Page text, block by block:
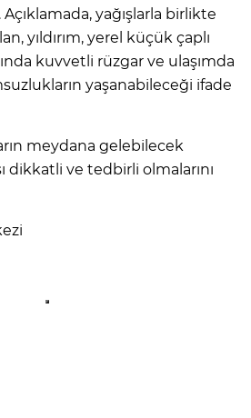
yağışlarla birlikte
yıldırım, yerel küçük çaplı
kuvvetli rüzgar ve ulaşımda
yaşanabileceği ifade
meydana gelebilecek
dikkatli ve tedbirli olmalarını